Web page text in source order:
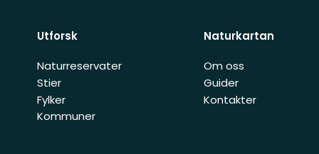
Utforsk
Naturreservater
Stier
Fylker
Kommuner
Naturkartan
Om oss
Guider
Kontakter